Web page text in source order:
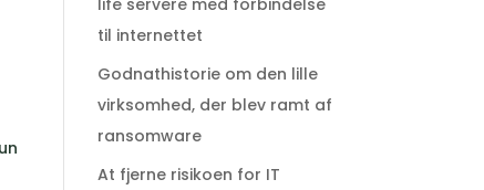
life servere med forbindelse
til internettet
Godnathistorie om den lille
virksomhed, der blev ramt af
ransomware
At fjerne risikoen for IT